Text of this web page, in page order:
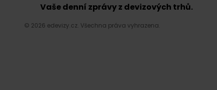
Vaše denní zprávy z devizových trhů.
© 2026 edevizy.cz. Všechna práva vyhrazena.